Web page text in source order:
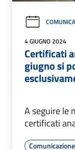
4 GIUGNO 2024
Certificati
giugno si
A seguire le
certificati